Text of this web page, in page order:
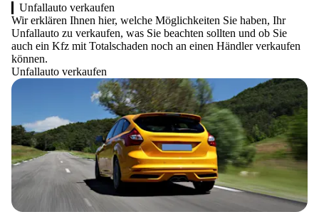
Unfallauto verkaufen
Wir erklären Ihnen hier, welche Möglichkeiten Sie haben, Ihr
Unfallauto zu verkaufen, was Sie beachten sollten und ob Sie
auch ein Kfz mit Totalschaden noch an einen Händler verkaufen
können.
Unfallauto verkaufen